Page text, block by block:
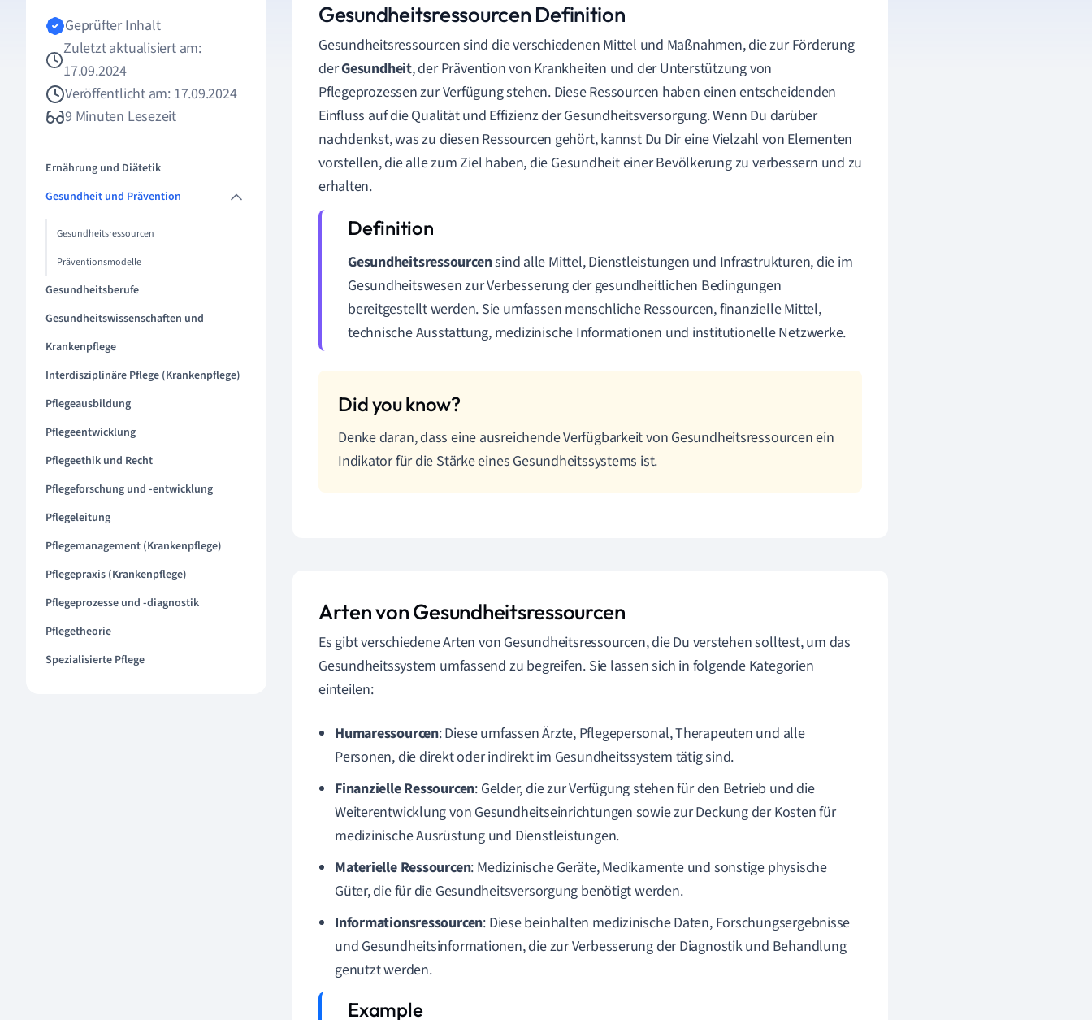
Geprüfter Inhalt
Zuletzt aktualisiert am:
17.09.2024
Veröffentlicht am: 17.09.2024
9 Minuten Lesezeit
Ernährung und Diätetik
Gesundheit und Prävention
Gesundheitsressourcen
Präventionsmodelle
Gesundheitsberufe
Gesundheitswissenschaften und
Krankenpflege
Interdisziplinäre Pflege (Krankenpflege)
Pflegeausbildung
Pflegeentwicklung
Pflegeethik und Recht
Pflegeforschung und -entwicklung
Pflegeleitung
Pflegemanagement (Krankenpflege)
Pflegepraxis (Krankenpflege)
Pflegeprozesse und -diagnostik
Pflegetheorie
Spezialisierte Pflege
Gesundheitsressourcen Definition
Gesundheitsressourcen sind die verschiedenen Mittel und Maßnahmen, die zur Förderung
derGesundheit, der Prävention von Krankheiten und der Unterstützung von
Pflegeprozessen zur Verfügung stehen. Diese Ressourcen haben einen entscheidenden
Einfluss auf die Qualität und Effizienz der Gesundheitsversorgung. Wenn Du darüber
nachdenkst, was zu diesen Ressourcen gehört, kannst Du Dir eine Vielzahl von Elementen
vorstellen, die alle zum Ziel haben, die Gesundheit einer Bevölkerung zu verbessern und zu
erhalten.
Gesundheitsressourcensind alle Mittel, Dienstleistungen und Infrastrukturen, die im
Gesundheitswesen zur Verbesserung der gesundheitlichen Bedingungen
bereitgestellt werden. Sie umfassen menschliche Ressourcen, finanzielle Mittel,
technische Ausstattung, medizinische Informationen und institutionelle Netzwerke.
Denke daran, dass eine ausreichende Verfügbarkeit von Gesundheitsressourcen ein
Indikator für die Stärke eines Gesundheitssystems ist.
Arten von Gesundheitsressourcen
Es gibt verschiedene Arten von Gesundheitsressourcen, die Du verstehen solltest, um das
Gesundheitssystem umfassend zu begreifen. Sie lassen sich in folgende Kategorien
einteilen:
Humaressourcen: Diese umfassen Ärzte, Pflegepersonal, Therapeuten und alle
Personen, die direkt oder indirekt im Gesundheitssystem tätig sind.
Finanzielle Ressourcen: Gelder, die zur Verfügung stehen für den Betrieb und die
Weiterentwicklung von Gesundheitseinrichtungen sowie zur Deckung der Kosten für
medizinische Ausrüstung und Dienstleistungen.
Materielle Ressourcen: Medizinische Geräte, Medikamente und sonstige physische
Güter, die für die Gesundheitsversorgung benötigt werden.
Informationsressourcen: Diese beinhalten medizinische Daten, Forschungsergebnisse
und Gesundheitsinformationen, die zur Verbesserung der Diagnostik und Behandlung
genutzt werden.